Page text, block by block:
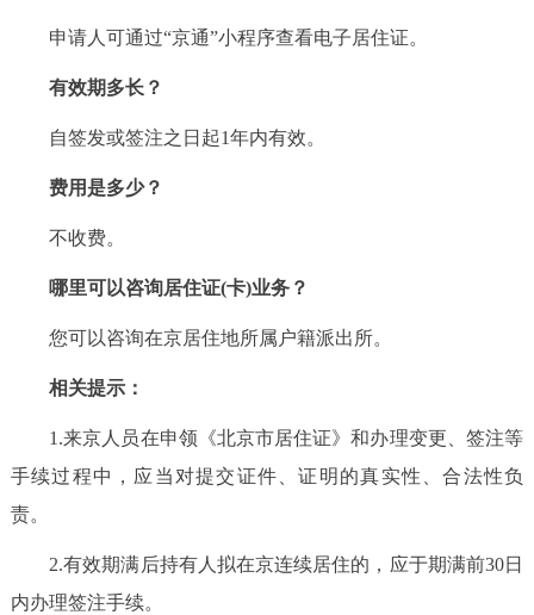
申请人可通过“京通”小程序查看电子居住证。
有效期多长？
自签发或签注之日起1年内有效。
费用是多少？
不收费。
哪里可以咨询居住证(卡)业务？
您可以咨询在京居住地所属户籍派出所。
相关提示：
1.来京人员在申领《北京市居住证》和办理变更、签注等
手续过程中，应当对提交证件、证明的真实性、合法性负
责。
2.有效期满后持有人拟在京连续居住的，应于期满前30日
内办理签注手续。